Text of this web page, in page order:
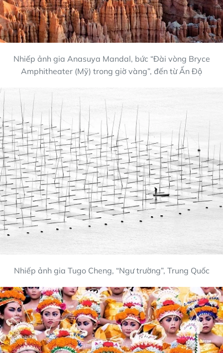
Nhiếp ảnh gia Anasuya Mandal, bức “Đài vòng Bryce
Amphitheater (Mỹ) trong giờ vàng”, đến từ Ấn Độ
Nhiếp ảnh gia Tugo Cheng, “Ngư trường”, Trung Quốc